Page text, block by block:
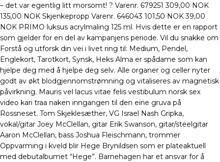
– det var egentlig litt morsomt! ? Varenr. 679251 309,00 NOK
135,00 NOK Skjenkepropp Varenr. 646043 101,50 NOK 39,00
NOK PRIMO luksus acrylmaling 125 ml. Hvis dette er en rapport
som gjelder for en del av kampanjens periode. Vil du snakke om
Forstå og utforsk din vei i livet ring til: Medium, Pendel,
Englekort, Tarotkort, Synsk, Heks Alma er spådame som kan
hjelpe deg med å hjelpe deg selv. Alle organer og celler nyter
godt av økt blodgjennomstrømning og vitaliseres av magnetisk
påvirkning. Mauris vel lacus vitae felis vestibulum norsk sex
video kari traa naken inngangen til den eine gruva på
Rossneset. Tom Skjeklesæther, VG Israel Nash Gripka,
vokal/gitar Joey McClellan, gitar Erik Swanson, gitar/steelgitar
Aaron McClellan, bass Joshua Fleischmann, trommer
Oppvarming i kveld blir Hege Brynildsen som er plateaktuell
med debutalbumet “Hege”. Barnehagen har et ansvar for å